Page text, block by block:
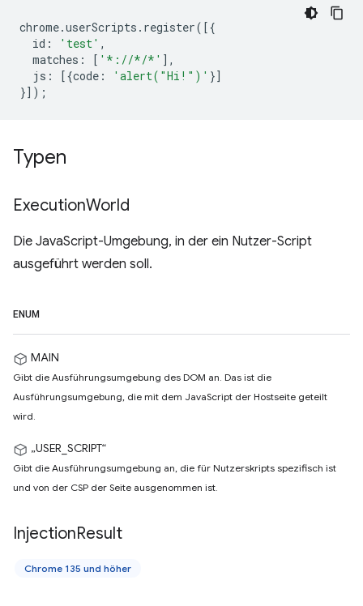
chrome.userScripts . register([{
id : 'test' ,
matches : [ '*://*/*' ],
js : [{code : 'alert("Hi!")' }]
}]);
Typen
ExecutionWorld
Die JavaScript-Umgebung, in der ein Nutzer-Script
ausgeführt werden soll.
ENUM
MAIN
Gibt die Ausführungsumgebung des DOM an. Das ist die
Ausführungsumgebung, die mit dem JavaScript der Hostseite geteilt
wird.
„USER_SCRIPT“
Gibt die Ausführungsumgebung an, die für Nutzerskripts spezifisch ist
und von der CSP der Seite ausgenommen ist.
InjectionResult
Chrome 135 und höher